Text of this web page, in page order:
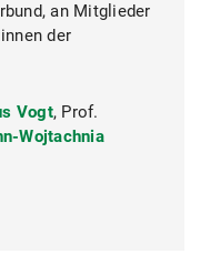
an Mitglieder
der
Vogt, Prof.
Wojtachnia